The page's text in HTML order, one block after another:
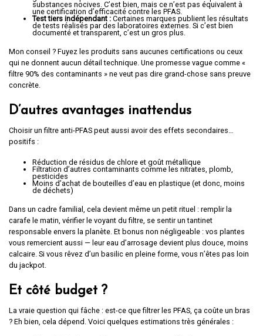
substances nocives. C’est bien, mais ce n’est pas équivalent à
une certification d’efficacité contre les PFAS.
Test tiers indépendant : Certaines marques publient les résultats
de tests réalisés par des laboratoires externes. Si c’est bien
documenté et transparent, c’est un gros plus.
Mon conseil ? Fuyez les produits sans aucunes certifications ou ceux
qui ne donnent aucun détail technique. Une promesse vague comme «
filtre 90% des contaminants » ne veut pas dire grand-chose sans preuve
concrète.
D’autres avantages inattendus
Choisir un filtre anti-PFAS peut aussi avoir des effets secondaires…
positifs :
Réduction de résidus de chlore et goût métallique
Filtration d’autres contaminants comme les nitrates, plomb,
pesticides
Moins d’achat de bouteilles d’eau en plastique (et donc, moins
de déchets)
Dans un cadre familial, cela devient même un petit rituel : remplir la
carafe le matin, vérifier le voyant du filtre, se sentir un tantinet
responsable envers la planète. Et bonus non négligeable : vos plantes
vous remercient aussi — leur eau d’arrosage devient plus douce, moins
calcaire. Si vous rêvez d’un basilic en pleine forme, vous n’êtes pas loin
du jackpot.
Et côté budget ?
La vraie question qui fâche : est-ce que filtrer les PFAS, ça coûte un bras
? Eh bien, cela dépend. Voici quelques estimations très générales :